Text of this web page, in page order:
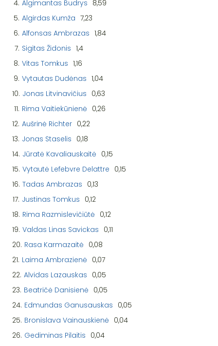
4. Algimantas Budrys 8,59
5. Algirdas Kumža 7,23
6. Alfonsas Ambrazas 1,84
7. Sigitas Židonis 1,4
8. Vitas Tomkus 1,16
9. Vytautas Dudėnas 1,04
10. Jonas Litvinavičius 0,63
11. Rima Vaitiekūnienė 0,26
12. Aušrinė Richter 0,22
13. Jonas Staselis 0,18
14. Jūratė Kavaliauskaitė 0,15
15. Vytautė Lefebvre Delattre 0,15
16. Tadas Ambrazas 0,13
17. Justinas Tomkus 0,12
18. Rima Razmislevičiūtė 0,12
19. Valdas Linas Savickas 0,11
20. Rasa Karmazaitė 0,08
21. Laima Ambrazienė 0,07
22. Alvidas Lazauskas 0,05
23. Beatričė Danisienė 0,05
24. Edmundas Ganusauskas 0,05
25. Bronislava Vainauskienė 0,04
26. Gediminas Pilaitis 0,04